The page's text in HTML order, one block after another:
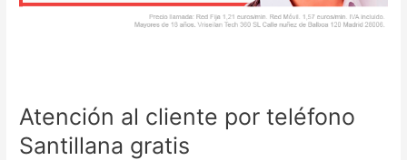
Atención al cliente por teléfono
Santillana gratis